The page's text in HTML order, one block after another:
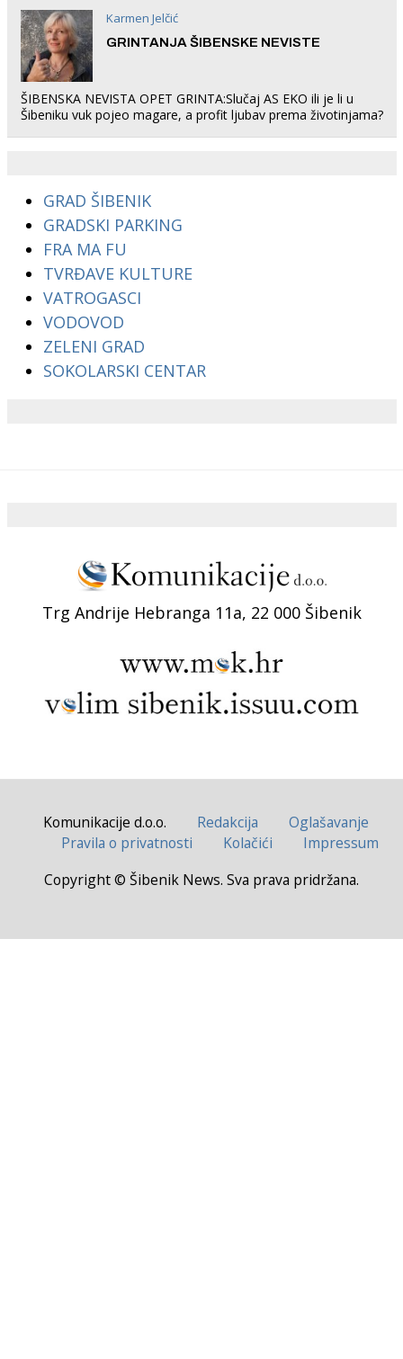
Karmen Jelčić
GRINTANJA ŠIBENSKE NEVISTE
ŠIBENSKA NEVISTA OPET GRINTA:Slučaj AS EKO ili je li u
Šibeniku vuk pojeo magare, a profit ljubav prema životinjama?
GRAD ŠIBENIK
GRADSKI PARKING
FRA MA FU
TVRĐAVE KULTURE
VATROGASCI
VODOVOD
ZELENI GRAD
SOKOLARSKI CENTAR
Trg Andrije Hebranga 11a, 22 000 Šibenik
Komunikacije d.o.o. Redakcija
Oglašavanje
Pravila o privatnosti
Kolačići
Impressum
Copyright © Šibenik News. Sva prava pridržana.